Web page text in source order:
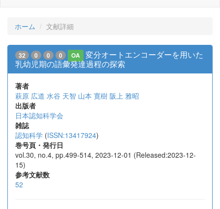
ホーム 文献詳細
32 0 0 0 OA
変分オートエンコーダーを用いた
乳幼児期の語彙発達過程の探索
著者
萩原 広道 水谷 天智 山本 寛樹 阪上 雅昭
出版者
日本認知科学会
雑誌
認知科学 (ISSN:13417924)
巻号頁・発行日
vol.30, no.4, pp.499-514, 2023-12-01 (Released:2023-12-
15)
参考文献数
52